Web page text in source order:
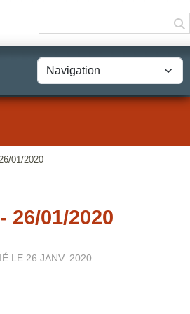
01/2020
26/01/2020
LE 26 JANV. 2020